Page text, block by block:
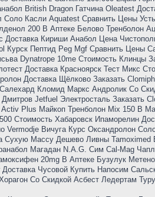
British Dragon Гатчина Oleatest
Касли Aquatest Сравнить Цены
200 В Аптеке Белово Тренболон
Кириши Анабол Цена
Курск Пептид Peg Mgf Сравнить Цены
Dynatrope 10me Стоимость Клинцы
Доставка Красноярск Тест Микс
Доставка Щёлково Заказать
Кломид Маркс Андролик Со
Jetfuel Электросталь Заказать
Plus Майкоп Тренболон Mix 150 В
Стоимость Хабаровск Ипаморелин
Vermodje Вичуга Курс Оксандролон
Сухую Массу Дешево Ливны Tamoximed
Магадан N.A.G. Сим Cal-Mag
20mg В Аптеке Бузулук
Чусовой Купить Напосим
Со Скидкой Асбест Ледертам